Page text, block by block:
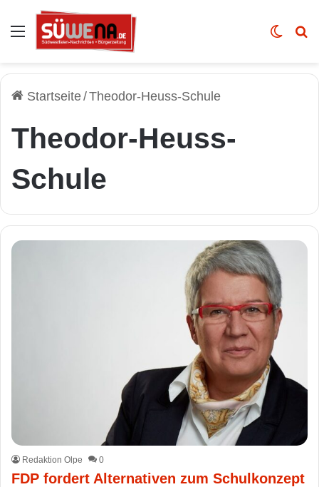
Auswahl Skin
Startseite/Theodor-Heuss-Schule
Theodor-Heuss-
Schule
Redaktion Olpe 0
FDP fordert Alternativen zum Schulkonzept